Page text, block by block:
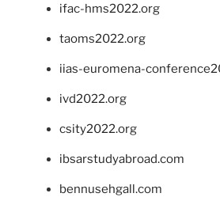
ifac-hms2022.org
taoms2022.org
iias-euromena-
ivd2022.org
csity2022.org
ibsarstudyabroad.com
bennusehgall.com